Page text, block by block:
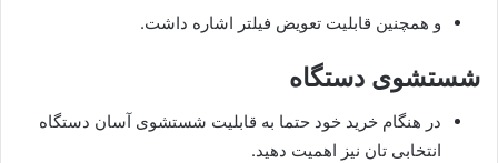
و همچنین قابلیت تعویض فیلتر اشاره داشت.
شستشوی دستگاه
در هنگام خرید خود حتما به قابلیت شستشوی آسان دستگاه
انتخابی تان نیز اهمیت دهید.